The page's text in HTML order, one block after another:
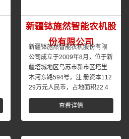
新疆钵施然智能农机股
份有限公司
新疆钵施然智能农机股份有限
公司成立于2009年8月，位于新
疆塔城地区乌苏市新市区塔里
木河东路594号，注 册资本112
29万元人民币，占地面积22.4
万平米，是...
查看详情